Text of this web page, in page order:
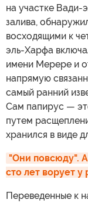
на участке Вади-
залива,
восходящими к
эль-Харфа
имени Мерере и
напрямую
самый ранний
Сам папирус —
путем
хранился в виде
"Они повсюду".
сто лет ворует у
Переведенные к